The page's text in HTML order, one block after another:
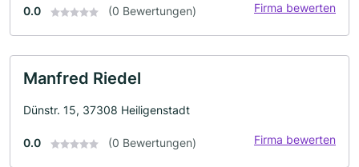
0.0 (0 Bewertungen) Firma bewerten
Manfred Riedel
Dünstr. 15, 37308 Heiligenstadt
0.0 (0 Bewertungen) Firma bewerten